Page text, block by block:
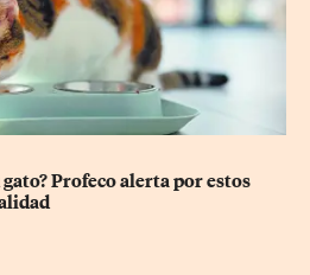
gato? Profeco alerta por estos